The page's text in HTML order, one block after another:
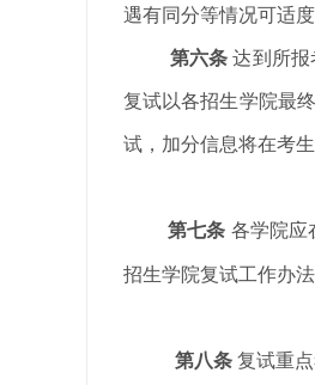
遇有同分等情况可适度
第六条 达到所报
复试以各招生学院最
试，加分信息将在考
第七条 各学院应
招生学院复试工作办
第八条 复试重点